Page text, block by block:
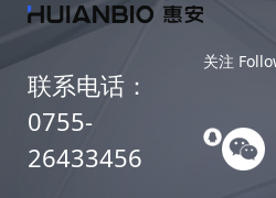
联系电话：
0755-
26433456
关注